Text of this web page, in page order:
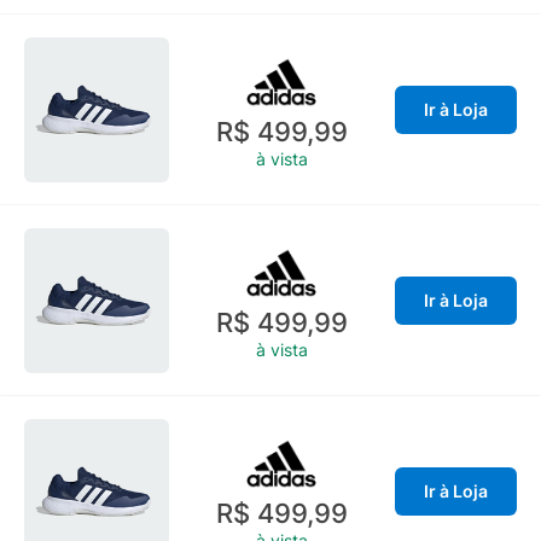
R$ 499,99
à vista
Ir à Loja
R$ 499,99
à vista
Ir à Loja
R$ 499,99
Ir à Loja